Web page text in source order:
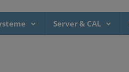
Server & CAL